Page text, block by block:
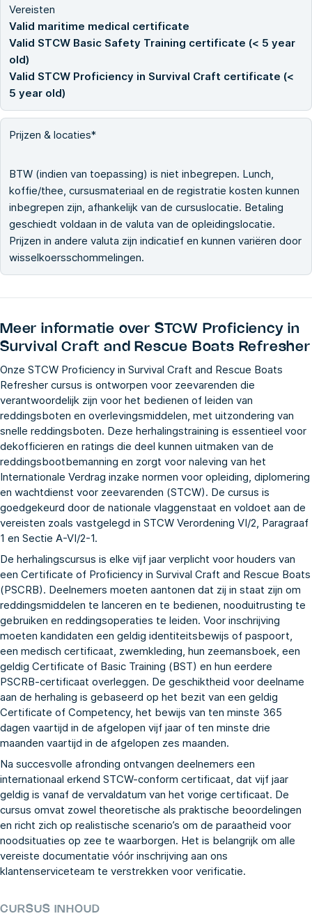
Vereisten
Valid maritime medical certificate
Valid STCW Basic Safety Training certificate (< 5 year
old)
Valid STCW Proficiency in Survival Craft certificate (<
5 year old)
Prijzen & locaties*
BTW (indien van toepassing) is niet inbegrepen. Lunch,
koffie/thee, cursusmateriaal en de registratie kosten kunnen
inbegrepen zijn, afhankelijk van de cursuslocatie. Betaling
geschiedt voldaan in de valuta van de opleidingslocatie.
Prijzen in andere valuta zijn indicatief en kunnen variëren door
wisselkoersschommelingen.
Meer informatie over STCW Proficiency in
Survival Craft and Rescue Boats Refresher
Onze STCW Proficiency in Survival Craft and Rescue Boats
Refresher cursus is ontworpen voor zeevarenden die
verantwoordelijk zijn voor het bedienen of leiden van
reddingsboten en overlevingsmiddelen, met uitzondering van
snelle reddingsboten. Deze herhalingstraining is essentieel voor
dekofficieren en ratings die deel kunnen uitmaken van de
reddingsbootbemanning en zorgt voor naleving van het
Internationale Verdrag inzake normen voor opleiding, diplomering
en wachtdienst voor zeevarenden (STCW). De cursus is
goedgekeurd door de nationale vlaggenstaat en voldoet aan de
vereisten zoals vastgelegd in STCW Verordening VI/2, Paragraaf
1 en Sectie A-VI/2-1.
De herhalingscursus is elke vijf jaar verplicht voor houders van
een Certificate of Proficiency in Survival Craft and Rescue Boats
(PSCRB). Deelnemers moeten aantonen dat zij in staat zijn om
reddingsmiddelen te lanceren en te bedienen, nooduitrusting te
gebruiken en reddingsoperaties te leiden. Voor inschrijving
moeten kandidaten een geldig identiteitsbewijs of paspoort,
een medisch certificaat, zwemkleding, hun zeemansboek, een
geldig Certificate of Basic Training (BST) en hun eerdere
PSCRB-certificaat overleggen. De geschiktheid voor deelname
aan de herhaling is gebaseerd op het bezit van een geldig
Certificate of Competency, het bewijs van ten minste 365
dagen vaartijd in de afgelopen vijf jaar of ten minste drie
maanden vaartijd in de afgelopen zes maanden.
Na succesvolle afronding ontvangen deelnemers een
internationaal erkend STCW-conform certificaat, dat vijf jaar
geldig is vanaf de vervaldatum van het vorige certificaat. De
cursus omvat zowel theoretische als praktische beoordelingen
en richt zich op realistische scenario’s om de paraatheid voor
noodsituaties op zee te waarborgen. Het is belangrijk om alle
vereiste documentatie vóór inschrijving aan ons
klantenserviceteam te verstrekken voor verificatie.
CURSUS INHOUD